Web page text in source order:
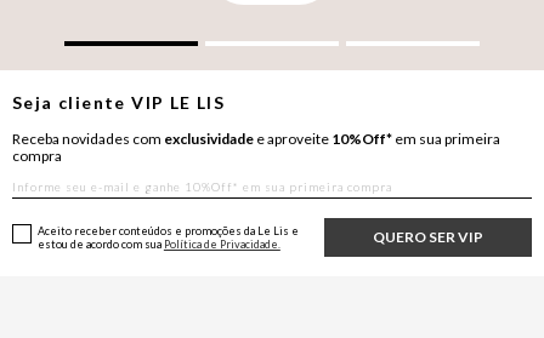
Seja clienteVIP LE LIS
Receba novidades com exclusividade e aproveite 10%Off* em sua primeira
compra
QUERO SER VIP
Aceito receber conteúdos e promoções da Le Lis e
estou de acordo com sua Política de Privacidade.